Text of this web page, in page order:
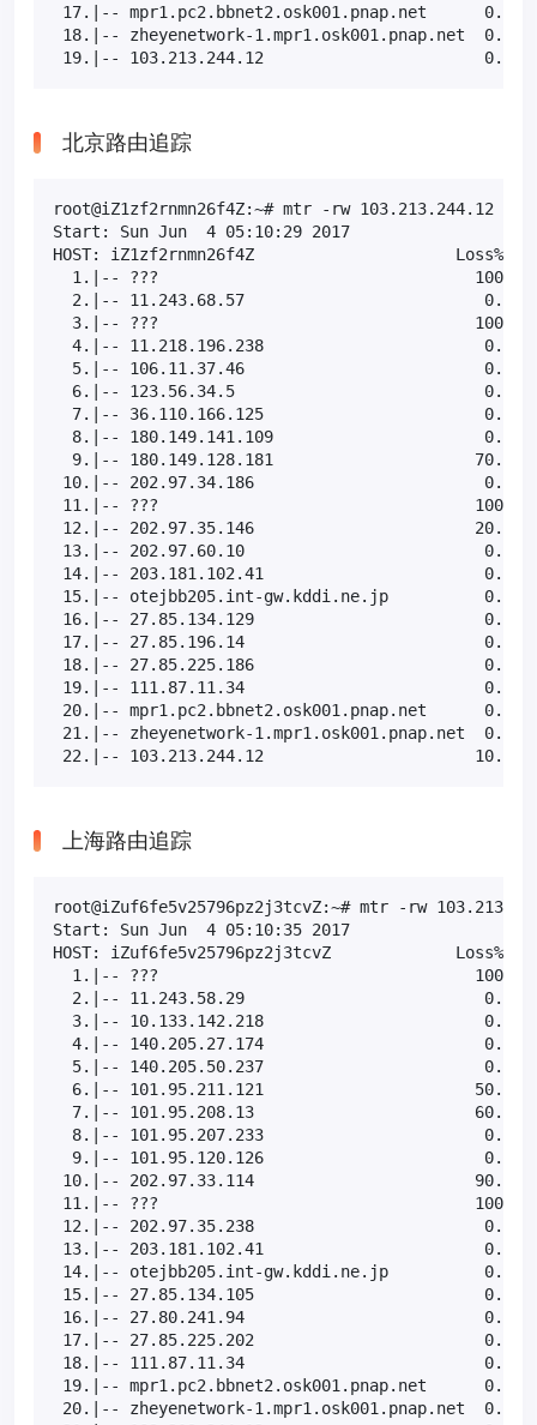
17.|-- mpr1.pc2.bbnet2.osk001.pnap.net
18.|-- zheyenetwork-1.mpr1.osk001.pnap.net
19.|-- 103.213.244.12                       0.0%
北京路由追踪
root@iZ1zf2rnmn26f4Z:~# mtr -rw 103.213.244.12
Start: Sun Jun  4 05:10:29 2017
HOST: iZ1zf2rnmn26f4Z                     Loss%
1.|-- ???                                 100.0
2.|-- 11.243.68.57                         0.0%
3.|-- ???                                 100.0
4.|-- 11.218.196.238                       0.0%
5.|-- 106.11.37.46                         0.0%
6.|-- 123.56.34.5                          0.0%
7.|-- 36.110.166.125                       0.0%
8.|-- 180.149.141.109                      0.0%
9.|-- 180.149.128.181                     70.0%
10.|-- 202.97.34.186                        0.0%
11.|-- ???                                 100.0
12.|-- 202.97.35.146                       20.0%
13.|-- 202.97.60.10                         0.0%
14.|-- 203.181.102.41                       0.0%
15.|-- otejbb205.int-gw.kddi.ne.jp
16.|-- 27.85.134.129                        0.0%
17.|-- 27.85.196.14                         0.0%
18.|-- 27.85.225.186                        0.0%
19.|-- 111.87.11.34                         0.0%
20.|-- mpr1.pc2.bbnet2.osk001.pnap.net
21.|-- zheyenetwork-1.mpr1.osk001.pnap.net
22.|-- 103.213.244.12                      10.0%
上海路由追踪
root@iZuf6fe5v25796pz2j3tcvZ:~# mtr -rw
Start: Sun Jun  4 05:10:35 2017
HOST: iZuf6fe5v25796pz2j3tcvZ             Loss%
1.|-- ???                                 100.0
2.|-- 11.243.58.29                         0.0%
3.|-- 10.133.142.218                       0.0%
4.|-- 140.205.27.174                       0.0%
5.|-- 140.205.50.237                       0.0%
6.|-- 101.95.211.121                      50.0%
7.|-- 101.95.208.13                       60.0%
8.|-- 101.95.207.233                       0.0%
9.|-- 101.95.120.126                       0.0%
10.|-- 202.97.33.114
11.|-- ???                                 100.0
12.|-- 202.97.35.238
13.|-- 203.181.102.41                       0.0%
14.|-- otejbb205.int-gw.kddi.ne.jp
15.|-- 27.85.134.105                        0.0%
16.|-- 27.80.241.94                         0.0%
17.|-- 27.85.225.202                        0.0%
18.|-- 111.87.11.34                         0.0%
19.|-- mpr1.pc2.bbnet2.osk001.pnap.net
20.|-- zheyenetwork-1.mpr1.osk001.pnap.net